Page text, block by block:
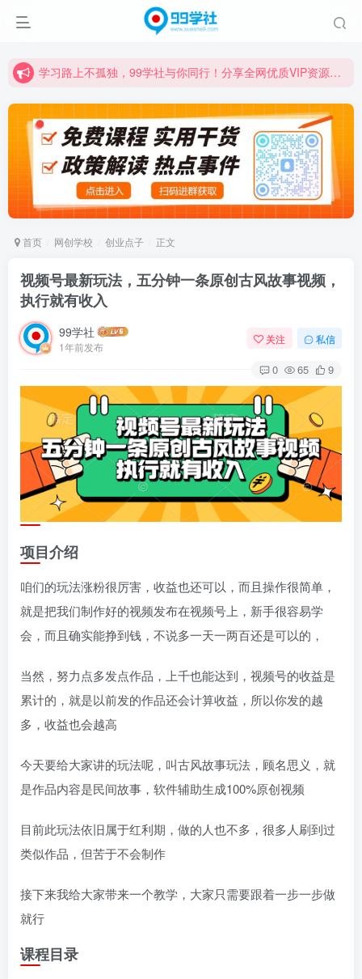
学习路上不孤独，99学社与你同行！分享全网优质VIP资源，炒股教程、创业教程、网络营销教程、自媒体短视频教程等，长期更新各大精品创业项目！
学习路上不孤独，99学社与你同行！分享全网优质VIP资源，炒股教程、创业教程、网络营销教程、自媒体短视频教程等，长期更新各大精品创业项目！
首页 网创学校 创业点子 正文
视频号最新玩法，五分钟一条原创古风故事视频，
执行就有收入
99学社
1年前发布
关注 私信
0 65 9
项目介绍
咱们的玩法涨粉很厉害，收益也还可以，而且操作很简单，
就是把我们制作好的视频发布在视频号上，新手很容易学
会，而且确实能挣到钱，不说多一天一两百还是可以的，
当然，努力点多发点作品，上千也能达到，视频号的收益是
累计的，就是以前发的作品还会计算收益，所以你发的越
多，收益也会越高
今天要给大家讲的玩法呢，叫古风故事玩法，顾名思义，就
是作品内容是民间故事，软件辅助生成100%原创视频
目前此玩法依旧属于红利期，做的人也不多，很多人刷到过
类似作品，但苦于不会制作
接下来我给大家带来一个教学，大家只需要跟着一步一步做
就行
课程目录